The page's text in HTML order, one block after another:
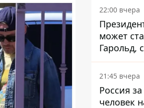
22:00 вчера
может
Гарольд,
– он
21:45 вчера
Россия
человек